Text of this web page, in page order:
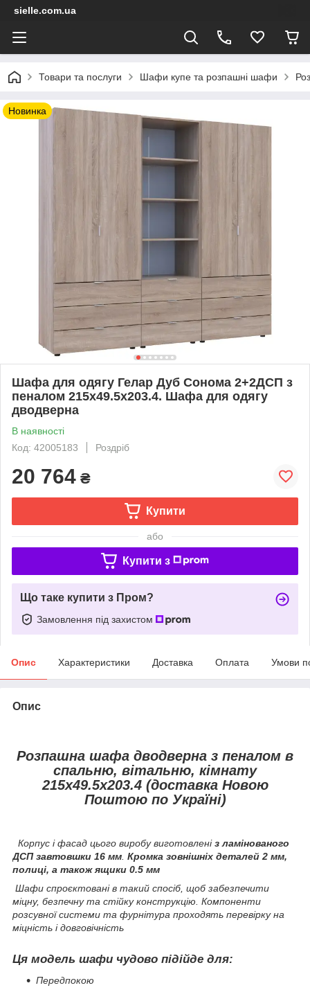
sielle.com.ua
Товари та послуги Шафи купе та розпашні шафи
Новинка
Шафа для одягу Гелар Дуб Сонома 2+2ДСП з
пеналом 215х49.5х203.4. Шафа для одягу
дводверна
В наявності
Код: 42005183
Роздріб
20 764 ₴
Купити
або
Купити з
Що таке купити з Пром?
Замовлення під захистом
Опис Характеристики Доставка Оплата Умови
Опис
Розпашна шафа дводверна з пеналом в
спальню, вітальню, кімнату
215х49.5х203.4 (доставка Новою
Поштою по Україні)
Корпус і фасад цього виробу виготовленіз ламінованого
ДСП завтовшки 16 мм Кромка зовнішніх деталей 2 мм,
полиці, а також ящики 0.5 мм
Шафи спроєктовані в такий спосіб, щоб забезпечити
міцну, безпечну та стійку конструкцію. Компоненти
розсувної системи та фурнітура проходять перевірку на
міцність і довговічність
Ця модель шафи чудово підійде для:
Передпокою